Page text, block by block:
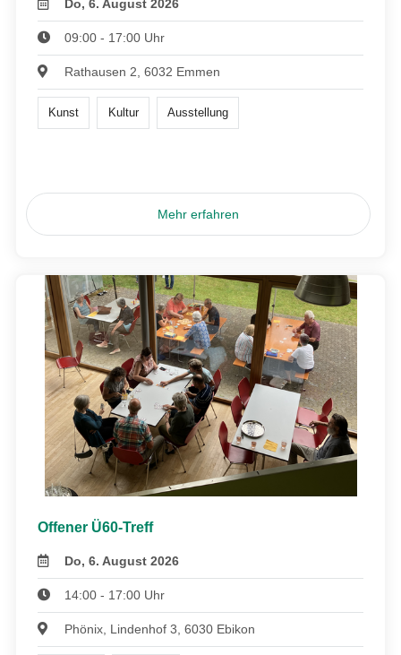
Do, 6. August 2026
09:00 - 17:00 Uhr
Rathausen 2, 6032 Emmen
Kunst Kultur Ausstellung
Mehr erfahren
Offener Ü60-Treff
Do, 6. August 2026
14:00 - 17:00 Uhr
Phönix, Lindenhof 3, 6030 Ebikon